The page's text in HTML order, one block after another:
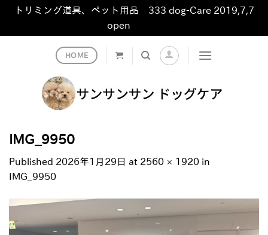
トリミング道具、ペット用品 333 dog-Care 2019,7,7
open
HOME
IMG_9950
Published 2026年1月29日 at 2560 × 1920 in
IMG_9950